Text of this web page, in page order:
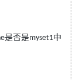
是否是myset1中